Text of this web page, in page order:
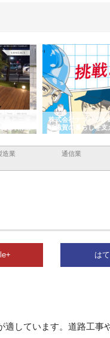
の外構空
株式会社ナツハラが
で滋賀の暮らしを支
造業 通信業
は
適しています。道路工事